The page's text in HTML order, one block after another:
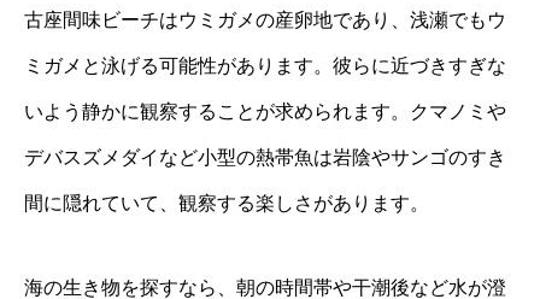
古座間味ビーチはウミガメの産卵地であり、浅瀬でもウ
ミガメと泳げる可能性があります。彼らに近づきすぎな
いよう静かに観察することが求められます。クマノミや
デバスズメダイなど小型の熱帯魚は岩陰やサンゴのすき
間に隠れていて、観察する楽しさがあります。
海の生き物を探すなら、朝の時間帯や干潮後など水が澄